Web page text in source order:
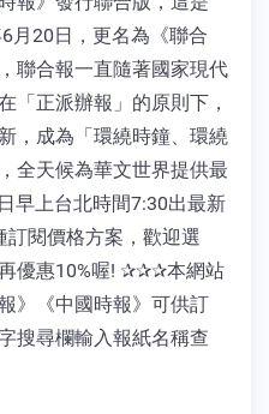
月20日，更名為《聯合
聯合報一直隨著國家現代
「正派辦報」的原則下，
，成為「環繞時鐘、環繞
全天候為華文世界提供最
早上台北時間7:30出最新
閱價格方案，歡迎選
優惠10%喔! ✰✰✰本網站
》《中國時報》可供訂
搜尋欄輸入報紙名稱查